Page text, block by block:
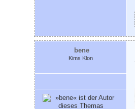
bene
Kims Klon